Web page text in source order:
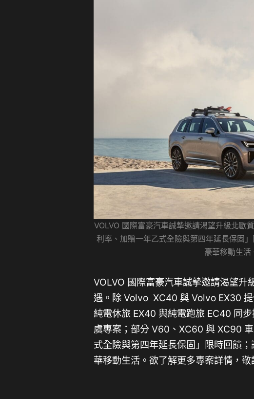
VOLVO 國際富豪汽車誠摯邀請渴望升級北
利率、加贈一年乙式全險與第四年延長保固
豪華移動生
VOLVO 國際富豪汽車誠摯邀請渴望升
遇。除 Volvo XC40 與 Volvo EX30
純電休旅 EX40 與純電跑旅 EC40 同
虞專案；部分 V60、XC60 與 XC90
式全險與第四年延長保固」限時回饋
華移動生活。欲了解更多專案詳情，